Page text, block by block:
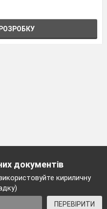
документів
кириличну
ПЕРЕВІРИТИ